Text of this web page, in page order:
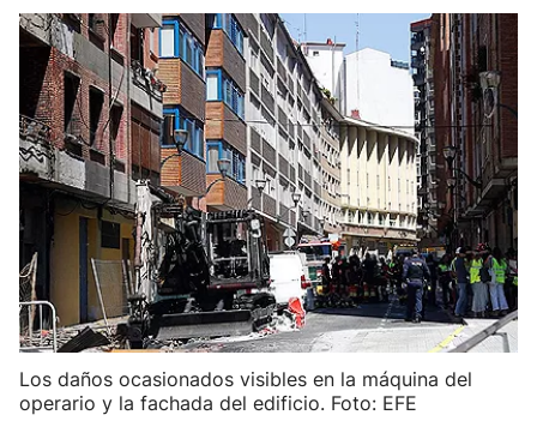
Los daños ocasionados visibles en la máquina del
operario y la fachada del edificio. Foto: EFE